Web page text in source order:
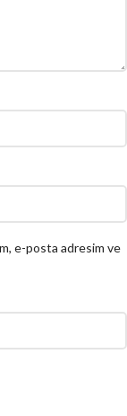
e-posta adresim ve